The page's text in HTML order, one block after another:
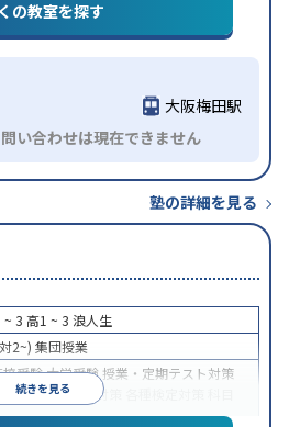
の教室を探す
大阪梅田駅
い合わせは現在できません
塾の詳細を見る
続きを見る
~ 3 高1 ~ 3 浪人生
2~) 集団授業
校受験大学受験 授業・定期テスト対策
着学校別特化対策